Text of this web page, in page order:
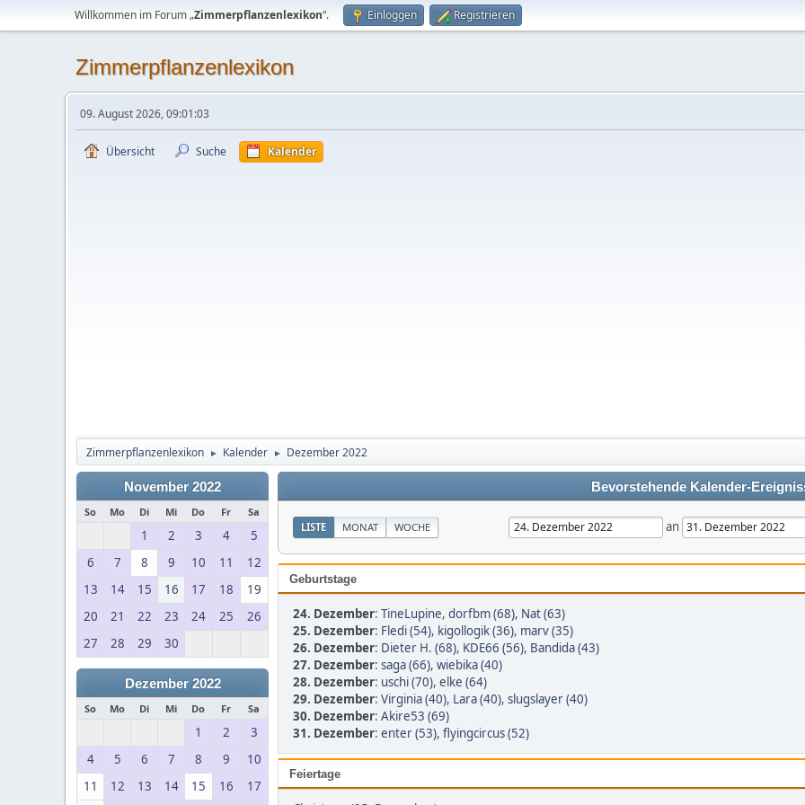
Willkommen im Forum „Zimmerpflanzenlexikon“. Einloggen Registrieren
Zimmerpflanzenlexikon
09. August 2026, 09:01:03
Übersicht Suche Kalender
Zimmerpflanzenlexikon ► Kalender ► Dezember 2022
November 2022
So Mo Di Mi Do Fr Sa
1 2 3 4
5
6
7 8 9 10 11
12
13
14 15 16 17 18
19
20
21 22 23 24 25
26
27
28 29 30
Dezember 2022
So Mo Di Mi Do Fr Sa
1 2
3
4
5 6 7 8 9
10
11
12 13 14 15 16 17
Bevorstehende Kalender-
LISTE MONAT WOCHE an
Geburtstage
24. Dezember: TineLupine, dorfbm (68), Nat (63)
25. Dezember: Fledi (54), kigollogik (36), marv (35)
26. Dezember: Dieter H. (68), KDE66 (56), Bandida (43)
27. Dezember: saga (66), wiebika (40)
28. Dezember: uschi (70), elke (64)
29. Dezember: Virginia (40), Lara (40), slugslayer (40)
30. Dezember: Akire53 (69)
31. Dezember: enter (53), flyingcircus (52)
Feiertage